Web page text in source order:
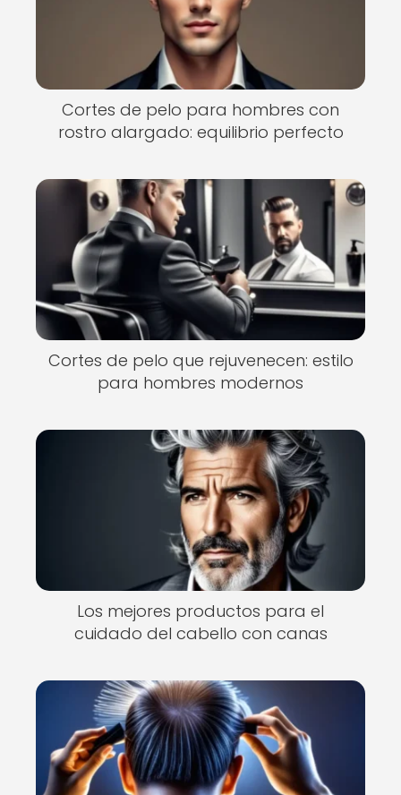
Cortes de pelo para hombres con
rostro alargado: equilibrio perfecto
Cortes de pelo que rejuvenecen: estilo
para hombres modernos
Los mejores productos para el
cuidado del cabello con canas